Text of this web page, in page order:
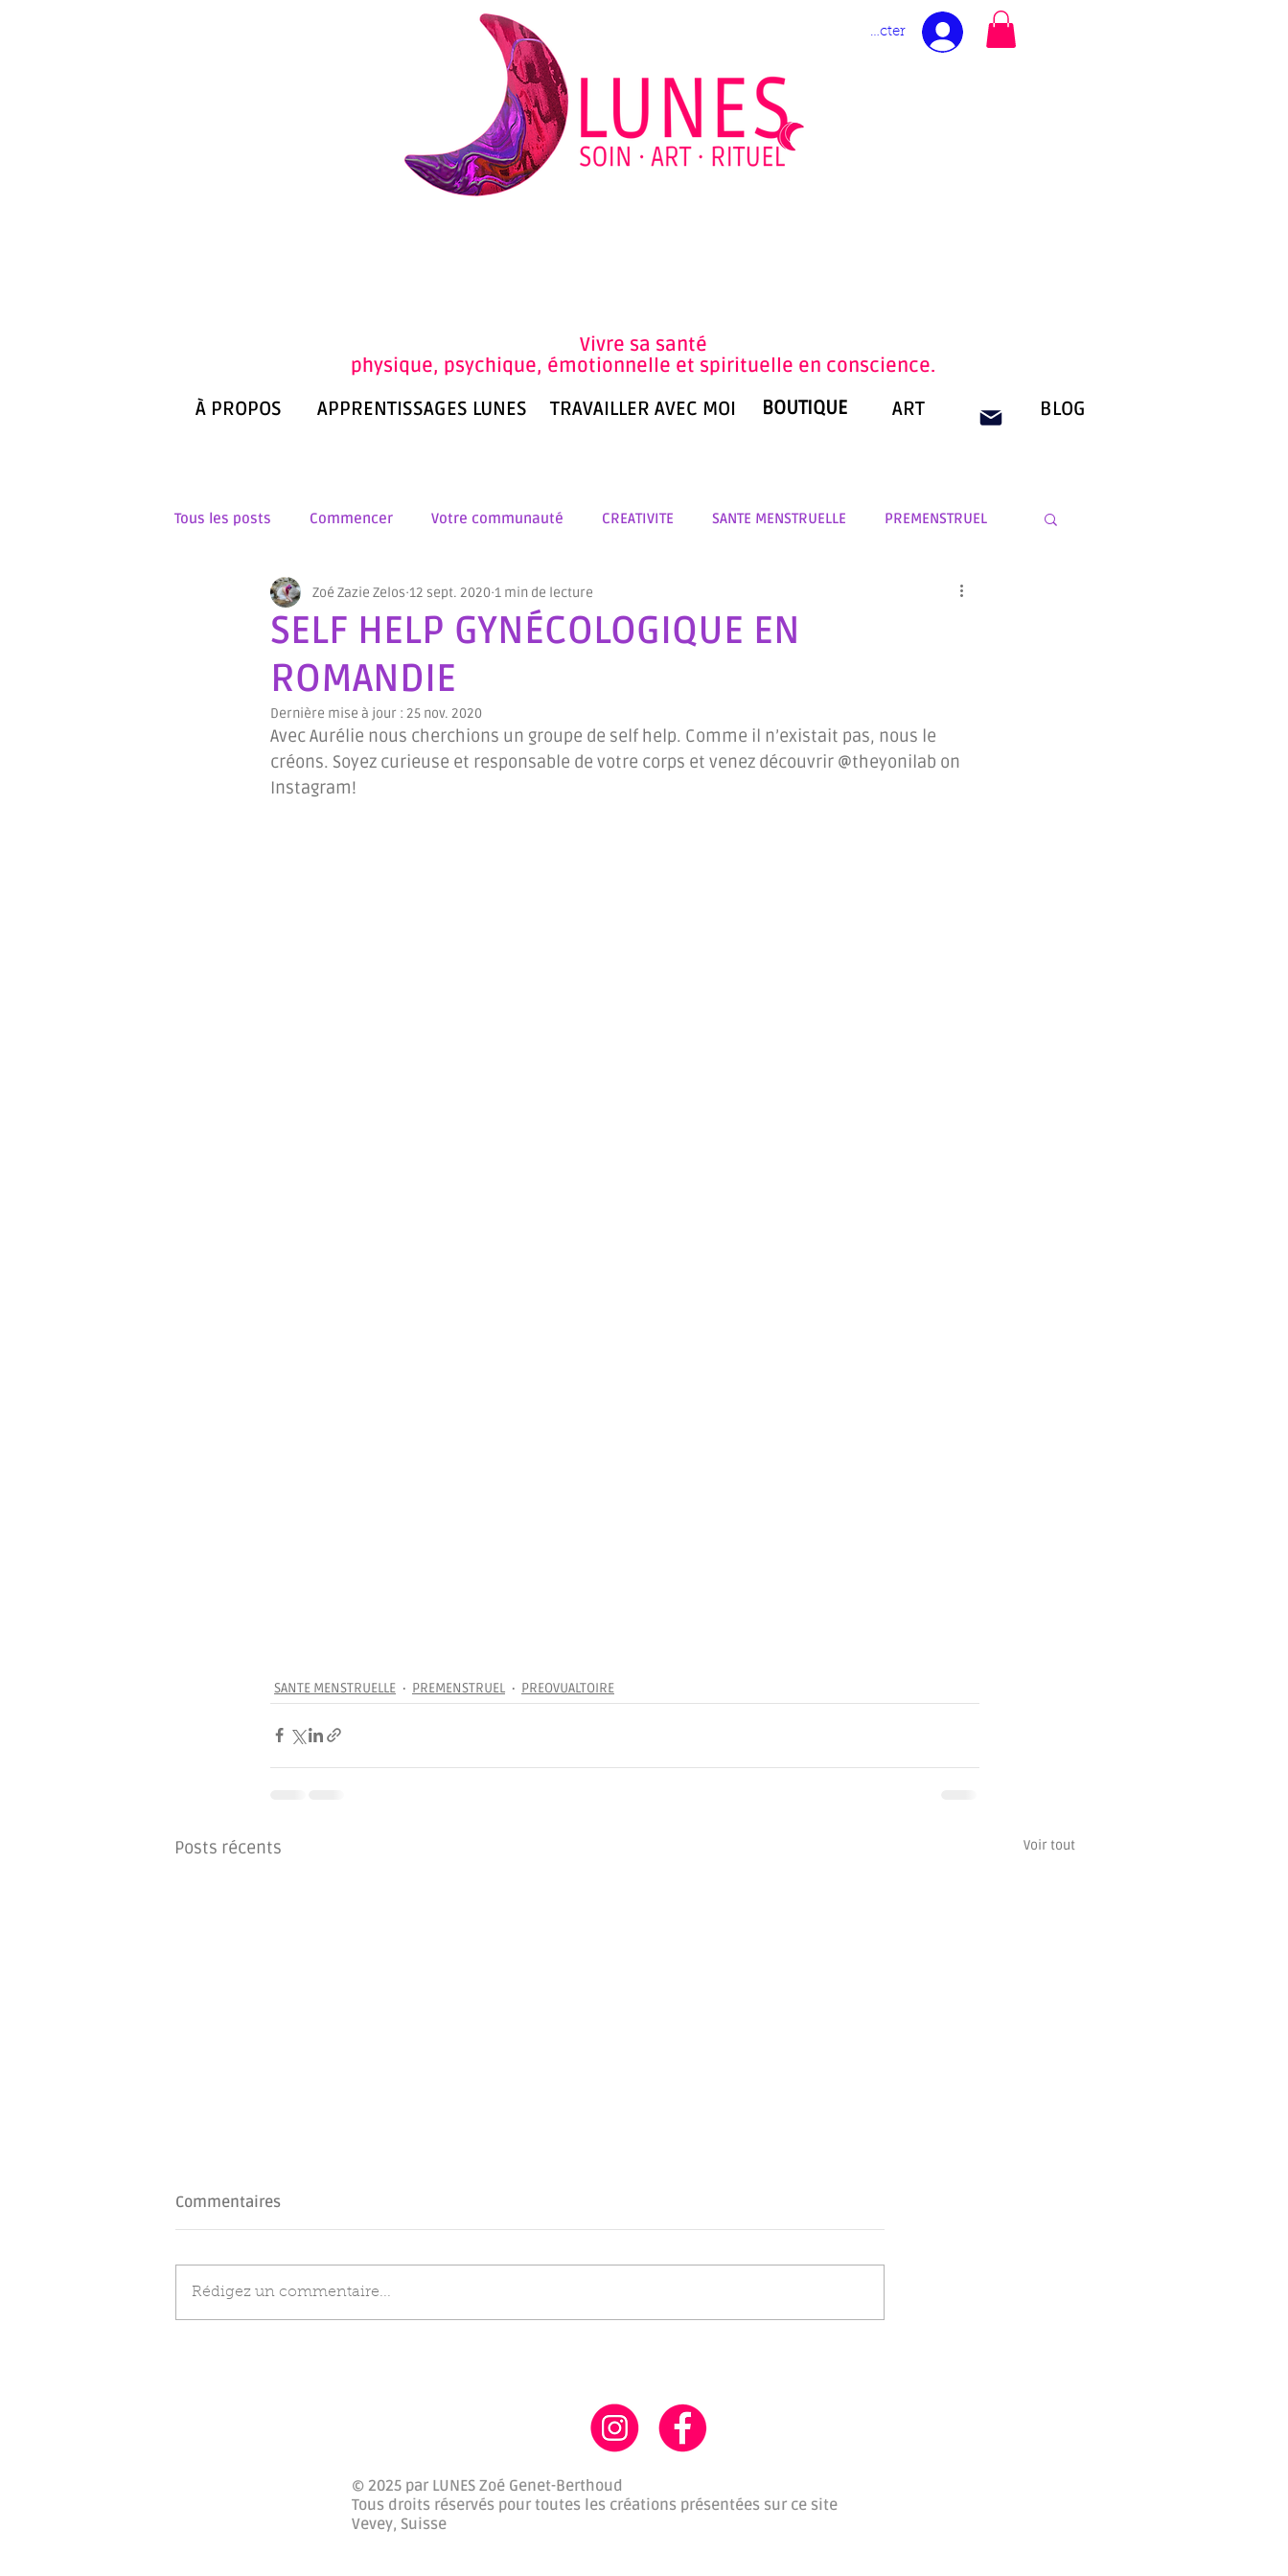
Se connecter
Vivre sa santé
physique, psychique, émotionnelle et spirituelle en conscience.
À PROPOS
APPRENTISSAGES LUNES TRAVAILLER AVEC MOI BOUTIQUE ART BLOG
Tous les posts Commencer Votre communauté CREATIVITE SANTE MENSTRUELLE PREMENSTRUEL
PREOVUALTOIRE OVULATION MENSTRUATION
OUTILS MENSTRUELS ARCHETYPES FEMININS
MERVEILLEUSE NATURE ALLEGORIES ALCHIMIE MATERNELLE CONTES ILLUSTRATIONS PEINTURES
SELF HELP GYNÉCOLOGIQUE EN
ROMANDIE
Zoé Zazie Zelos 12 sept. 2020 1 min de lecture
Dernière mise à jour : 25 nov. 2020
Avec Aurélie nous cherchions un groupe de self help. Comme il n’existait pas, nous le
créons. Soyez curieuse et responsable de votre corps et venez découvrir @theyonilab on
Instagram!
SANTE MENSTRUELLE PREMENSTRUEL PREOVUALTOIRE
Posts récents Voir tout
Commentaires
Rédigez un commentaire...
© 2025 par LUNES Zoé Genet-Berthoud
Tous droits réservés pour toutes les créations présentées sur ce site
Vevey, Suisse